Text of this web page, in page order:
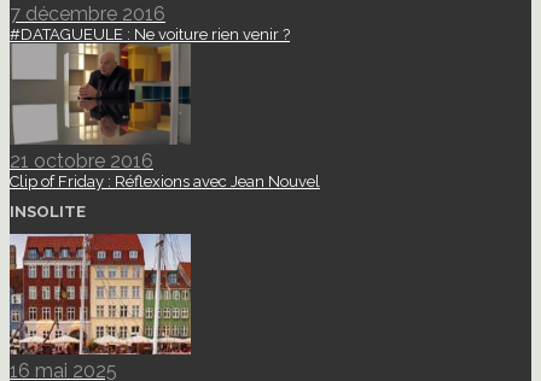
7 décembre 2016
#DATAGUEULE : Ne voiture rien venir ?
21 octobre 2016
Clip of Friday : Réflexions avec Jean Nouvel
INSOLITE
16 mai 2025